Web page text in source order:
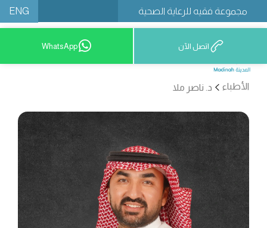
مجموعة فقيه للرعاية الصحية ENG
12777 9200 اتصل الآن WhatsApp
الأطباء د. ناصر ملا